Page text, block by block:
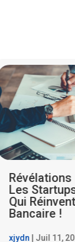
PME
l’Art de la
Locale
xjydn
Juil 11,